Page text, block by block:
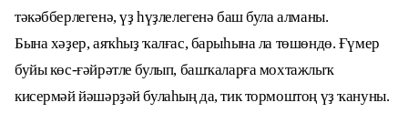
тәкәбберлегенә, үҙ һүҙлелегенә баш була алманы.
Бына хәҙер, аяҡһыҙ ҡалғас, барыһына ла төшөндө. Ғүмер
буйы көс-ғәйрәтле булып, башҡаларға мохтажлыҡ
кисермәй йәшәрҙәй булаһың да, тик тормоштоң үҙ ҡануны.